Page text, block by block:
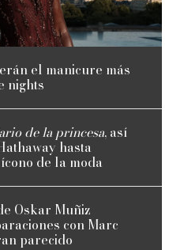
el manicure más
nights
de la princesa, así
hasta
de la moda
Oskar Muñiz
con Marc
parecido